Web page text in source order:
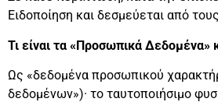
Ειδοποίηση και δεσμεύεται από
Τι είναι τα «Προσωπικά
Ως «δεδομένα προσωπικού
δεδομένων»)· το ταυτοποιήσιμο